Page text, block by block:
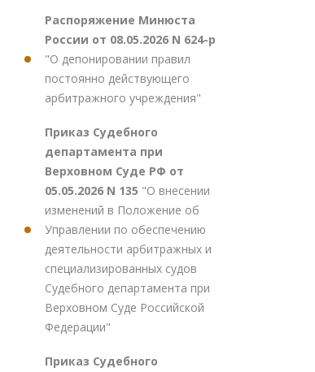
Распоряжение Минюста
России от 08.05.2026 N 624-р
"О депонировании правил
постоянно действующего
арбитражного учреждения"
Приказ Судебного
департамента при
Верховном Суде РФ от
05.05.2026 N 135 "О внесении
изменений в Положение об
Управлении по обеспечению
деятельности арбитражных и
специализированных судов
Судебного департамента при
Верховном Суде Российской
Федерации"
Приказ Судебного